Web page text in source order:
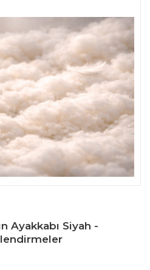
Ayakkabı Siyah -